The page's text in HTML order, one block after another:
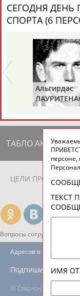
АБДУЛДАУДОВ
24 персон из 13181
ТАБЛО
ЦЕЛИ ПРОЕКТА
Вопросы сотрудничества
© Стадион, 1998-2026
Адресов в новостной
Подпишись
СЕГОДНЯ
СПОРТА (6
Альгирдас
ТЕКСТ
ИМЯ